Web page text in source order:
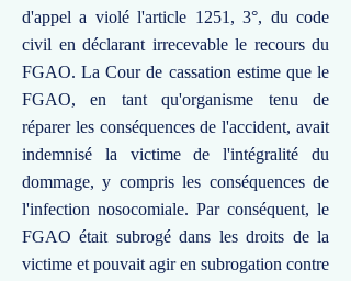
d'appel a violé l'article 1251, 3°, du code
civil en déclarant irrecevable le recours du
FGAO. La Cour de cassation estime que le
FGAO, en tant qu'organisme tenu de
réparer les conséquences de l'accident, avait
indemnisé la victime de l'intégralité du
dommage, y compris les conséquences de
l'infection nosocomiale. Par conséquent, le
FGAO était subrogé dans les droits de la
victime et pouvait agir en subrogation contre